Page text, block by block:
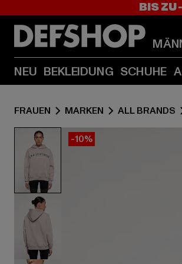
BIS ZU
NEU BEKLEIDUNG SCHUHE
FRAUEN MARKEN ALL BRANDS
-10%